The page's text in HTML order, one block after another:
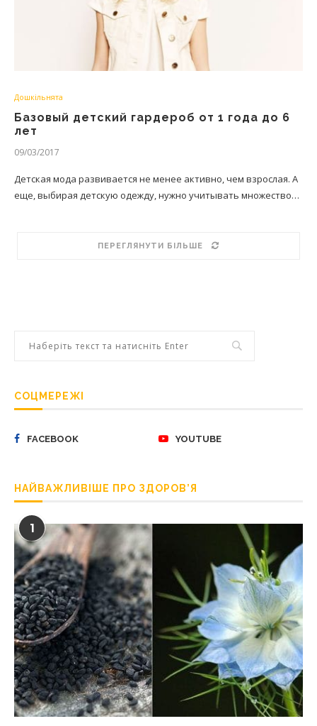
Дошкільнята
Базовый детский гардероб от 1 года до 6
лет
09/03/2017
Детская мода развивается не менее активно, чем взрослая. А
еще, выбирая детскую одежду, нужно учитывать множество…
ПЕРЕГЛЯНУТИ БІЛЬШЕ
СОЦМЕРЕЖІ
FACEBOOK YOUTUBE
НАЙВАЖЛИВІШЕ ПРО ЗДОРОВ’Я
1